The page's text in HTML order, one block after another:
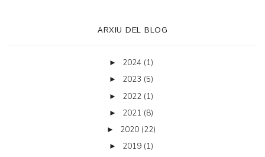
ARXIU DEL BLOG
► 2024 (1)
► 2023 (5)
► 2022 (1)
► 2021 (8)
► 2020 (22)
► 2019 (1)